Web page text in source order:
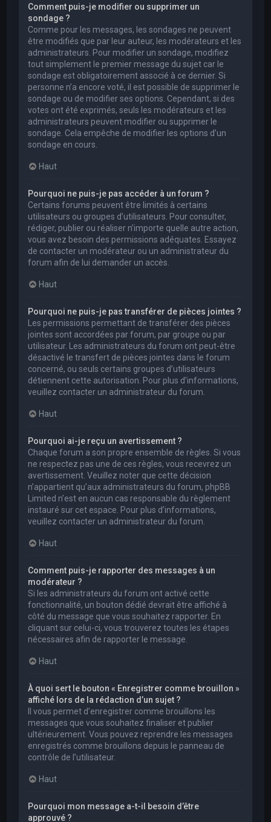
Comment puis-je modifier ou supprimer un
sondage ?
Comme pour les messages, les sondages ne peuvent
être modifiés que par leur auteur, les modérateurs et les
administrateurs. Pour modifier un sondage, modifiez
tout simplement le premier message du sujet car le
sondage est obligatoirement associé à ce dernier. Si
personne n’a encore voté, il est possible de supprimer le
sondage ou de modifier ses options. Cependant, si des
votes ont été exprimés, seuls les modérateurs et les
administrateurs peuvent modifier ou supprimer le
sondage. Cela empêche de modifier les options d’un
sondage en cours.
Haut
Pourquoi ne puis-je pas accéder à un forum ?
Certains forums peuvent être limités à certains
utilisateurs ou groupes d’utilisateurs. Pour consulter,
rédiger, publier ou réaliser n’importe quelle autre action,
vous avez besoin des permissions adéquates. Essayez
de contacter un modérateur ou un administrateur du
forum afin de lui demander un accès.
Haut
Pourquoi ne puis-je pas transférer de pièces jointes ?
Les permissions permettant de transférer des pièces
jointes sont accordées par forum, par groupe ou par
utilisateur. Les administrateurs du forum ont peut-être
désactivé le transfert de pièces jointes dans le forum
concerné, ou seuls certains groupes d’utilisateurs
détiennent cette autorisation. Pour plus d’informations,
veuillez contacter un administrateur du forum.
Haut
Pourquoi ai-je reçu un avertissement ?
Chaque forum a son propre ensemble de règles. Si vous
ne respectez pas une de ces règles, vous recevrez un
avertissement. Veuillez noter que cette décision
n’appartient qu’aux administrateurs du forum, phpBB
Limited n’est en aucun cas responsable du règlement
instauré sur cet espace. Pour plus d’informations,
veuillez contacter un administrateur du forum.
Haut
Comment puis-je rapporter des messages à un
modérateur ?
Si les administrateurs du forum ont activé cette
fonctionnalité, un bouton dédié devrait être affiché à
côté du message que vous souhaitez rapporter. En
cliquant sur celui-ci, vous trouverez toutes les étapes
nécessaires afin de rapporter le message.
Haut
À quoi sert le bouton « Enregistrer comme brouillon »
affiché lors de la rédaction d’un sujet ?
Il vous permet d’enregistrer comme brouillons les
messages que vous souhaitez finaliser et publier
ultérieurement. Vous pouvez reprendre les messages
enregistrés comme brouillons depuis le panneau de
contrôle de l’utilisateur.
Haut
Pourquoi mon message a-t-il besoin d’être
approuvé ?